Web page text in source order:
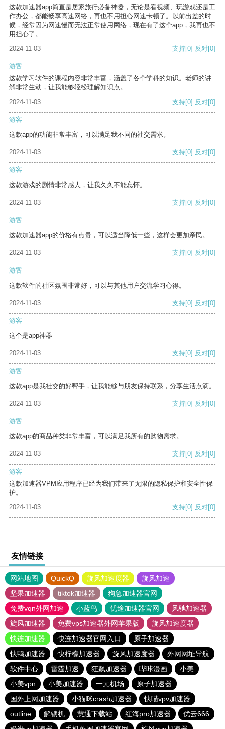
这款加速器app简直是居家旅行必备神器，无论是看视频、玩游戏还是工
作办公，都能畅享高速网络，再也不用担心网速卡顿了。以前出差的时
候，经常因为网速慢而无法正常使用网络，现在有了这个app，我再也不
用担心了。
2024-11-03
支持[0] 反对[0]
游客
这款学习软件的课程内容非常丰富，涵盖了各个学科的知识。老师的讲
解非常生动，让我能够轻松理解知识点。
2024-11-03
支持[0] 反对[0]
游客
这款app的功能非常丰富，可以满足我不同的社交需求。
2024-11-03 支持[0] 反对[0]
游客
这款游戏的剧情非常感人，让我久久不能忘怀。
2024-11-03 支持[0] 反对[0]
游客
这款加速器app的价格有点贵，可以适当降低一些，这样会更加亲民。
2024-11-03 支持[0] 反对[0]
游客
这款软件的社区氛围非常好，可以与其他用户交流学习心得。
2024-11-03 支持[0] 反对[0]
游客
这个是app神器
2024-11-03 支持[0] 反对[0]
游客
这款app是我社交的好帮手，让我能够与朋友保持联系，分享生活点滴。
2024-11-03 支持[0] 反对[0]
游客
这款app的商品种类非常丰富，可以满足我所有的购物需求。
2024-11-03 支持[0] 反对[0]
游客
这款加速器VPM应用程序已经为我们带来了无限的隐私保护和安全性保
护。
2024-11-03
支持[0] 反对[0]
友情链接
网站地图 QuickQ 旋风加速度器
旋风加速
坚果加速器
tiktok加速器
狗急加速器官网
免费vqn外网加速
小蓝鸟 优途加速器官网
风驰加速器
旋风加速器
免费vps加速器外网苹果版
旋风加速度器
快连加速器
快连加速器官网入口
原子加速器
快鸭加速器
快柠檬加速器 旋风加速度器
外网网址导航
软件中心
雷霆加速 狂飙加速器 哔咔漫画
小美
小美vpn
小美加速器 一元机场
原子加速器
国外上网加速器
小猫咪crash加速器
快喵vpv加速器
outline
解锁机 慧通下载站 红海pro加速器
优云666